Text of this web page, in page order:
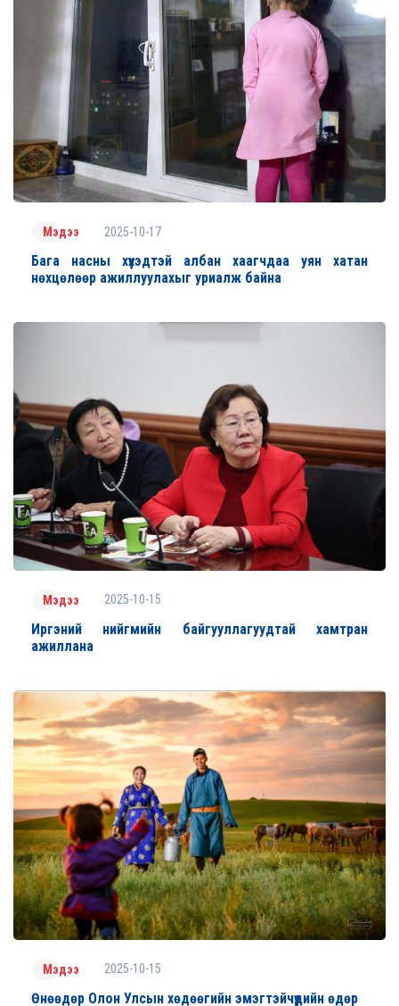
Мэдээ 2025-10-17
Бага насны хүүхэдтэй албан хаагчдаа уян хатан
нөхцөлөөр ажиллуулахыг уриалж байна
Мэдээ 2025-10-15
Иргэний нийгмийн байгууллагуудтай хамтран
ажиллана
Мэдээ 2025-10-15
Өнөөдөр Олон Улсын хөдөөгийн эмэгтэйчүүдийн өдөр